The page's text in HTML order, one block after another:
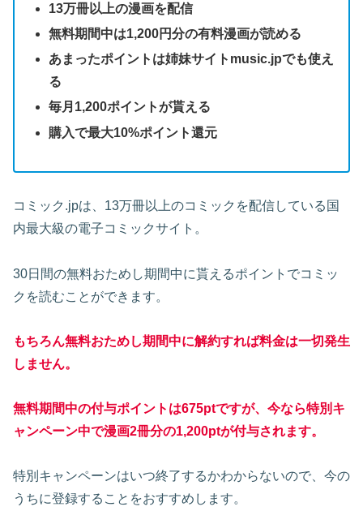
13万冊以上の漫画を配信
無料期間中は1,200円分の有料漫画が読める
あまったポイントは姉妹サイトmusic.jpでも使え
る
毎月1,200ポイントが貰える
購入で最大10%ポイント還元
コミック.jpは、13万冊以上のコミックを配信している国
内最大級の電子コミックサイト。
30日間の無料おためし期間中に貰えるポイントでコミッ
クを読むことができます。
もちろん無料おためし期間中に解約すれば料金は一切発生
しません。
無料期間中の付与ポイントは675ptですが、今なら特別キ
ャンペーン中で漫画2冊分の1,200ptが付与されます。
特別キャンペーンはいつ終了するかわからないので、今の
うちに登録することをおすすめします。